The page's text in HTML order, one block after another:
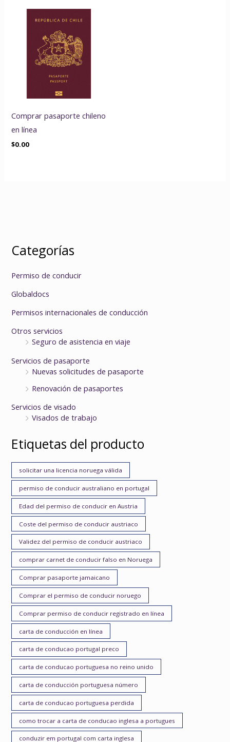
Comprar pasaporte chileno
en línea
$0.00
Categorías
Permiso de conducir
Globaldocs
Permisos internacionales de conducción
Otros servicios
Seguro de asistencia en viaje
Servicios de pasaporte
Nuevas solicitudes de pasaporte
Renovación de pasaportes
Servicios de visado
Visados de trabajo
Etiquetas del producto
solicitar una licencia noruega válida
permiso de conducir australiano en portugal
Edad del permiso de conducir en Austria
Coste del permiso de conducir austriaco
Validez del permiso de conducir austriaco
comprar carnet de conducir falso en Noruega
Comprar pasaporte jamaicano
Comprar el permiso de conducir noruego
Comprar permiso de conducir registrado en línea
carta de conducción en línea
carta de conducao portugal preco
carta de conducao portuguesa no reino unido
carta de conducción portuguesa número
carta de conducao portuguesa perdida
como trocar a carta de conducao inglesa a portugues
conduzir em portugal com carta inglesa